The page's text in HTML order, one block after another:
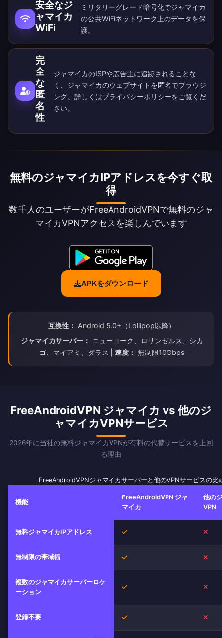
安全なジ
ャマイカ
WiFi
ミリタリーグレード暗号化でジャマイカ
の公共WiFiネットワーク上のデータを保
護。
完
全
な
匿
名
性
ジャマイカのISPや広告主に追跡されることな
く、ジャマイカのウェブサイトを匿名でブラウジ
ング。詳しくはプライバシーポリシーをご覧くだ
さい。
無料のジャマイカIPアドレスを今すぐ取
得
数千人のユーザーがFreeAndroidVPNで無料のジャ
マイカVPNアクセスを楽しんでいます
APKをダウンロード
互換性： Android 5.0+（Lollipop以降）
ジャマイカサーバー：
ニューヨーク、ロサンゼルス、シカ
ゴ、マイアミ、ダラス | 速度： 無制限10Gbps
FreeAndroidVPN ジャマイカ vs 他のジ
ャマイカVPNサービス
2026年に当社の無料ジャマイカVPNが有料の代替サービスを上回
る理由
FreeAndroidVPNジャマイカサーバーと他のVPNサービスの比
機能
FreeAndroidVPN ジャ
マイカ
他の
VPN
無料ジャマイカIPアドレス はい
無制限の帯域幅 はい
複数のジャマイカサーバーロケ
ーション
はい
登録不要 はい